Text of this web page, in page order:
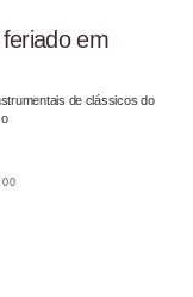
em
de clássicos do